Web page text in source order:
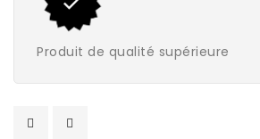
Produit de qualité supérieure